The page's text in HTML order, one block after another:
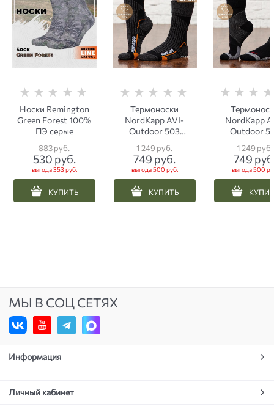
Носки Remington
Green Forest 100%
ПЭ серые
883 руб.
530 руб.
выгода353 руб.
КУПИТЬ
Термоноски
NordKapp AVI-
Outdoor 503
1 249 руб.
749 руб.
выгода500 руб.
КУПИТЬ
NordKapp
Outdoor
серым
1 249 руб.
749
выгода500
МЫ В СОЦ СЕТЯХ
Информация
Личный кабинет